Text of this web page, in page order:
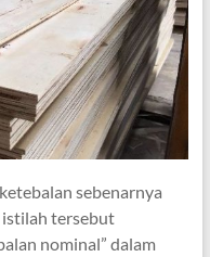
sebenarnya
istilah tersebut
nominal” dalam